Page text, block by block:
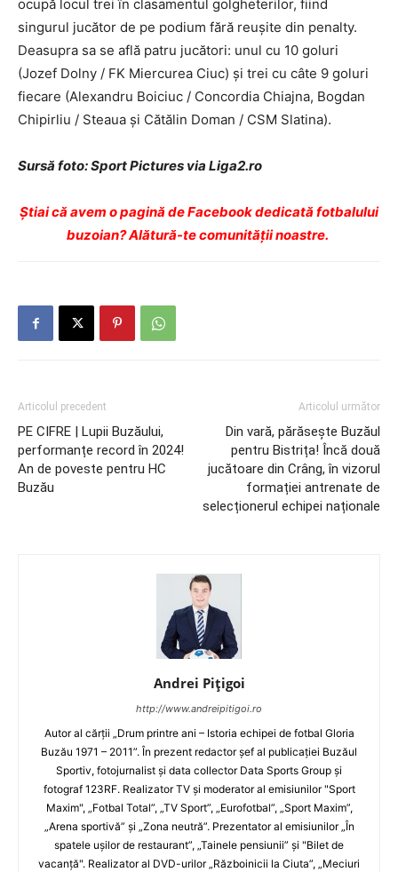
ocupă locul trei în clasamentul golgheterilor, fiind
singurul jucător de pe podium fără reușite din penalty.
Deasupra sa se află patru jucători: unul cu 10 goluri
(Jozef Dolny / FK Miercurea Ciuc) și trei cu câte 9 goluri
fiecare (Alexandru Boiciuc / Concordia Chiajna, Bogdan
Chipirliu / Steaua și Cătălin Doman / CSM Slatina).
Sursă foto: Sport Pictures via Liga2.ro
Ştiai că avem o pagină de Facebook dedicată fotbalului
buzoian? Alătură-te comunității noastre.
Articolul precedent
PE CIFRE | Lupii Buzăului,
performanțe record în 2024!
An de poveste pentru HC
Buzău
Articolul următor
Din vară, părăsește Buzăul
pentru Bistrița! Încă două
jucătoare din Crâng, în vizorul
formației antrenate de
selecționerul echipei naționale
Andrei Pițigoi
http://www.andreipitigoi.ro
Autor al cărţii „Drum printre ani – Istoria echipei de fotbal Gloria
Buzău 1971 – 2011”. În prezent redactor şef al publicaţiei Buzăul
Sportiv, fotojurnalist şi data collector Data Sports Group şi
fotograf 123RF. Realizator TV şi moderator al emisiunilor "Sport
Maxim", „Fotbal Total”, „TV Sport”, „Eurofotbal”, „Sport Maxim”,
„Arena sportivă” şi „Zona neutră”. Prezentator al emisiunilor „În
spatele uşilor de restaurant”, „Tainele pensiunii” şi "Bilet de
vacanţă". Realizator al DVD-urilor „Războinicii la Ciuta”, „Meciuri